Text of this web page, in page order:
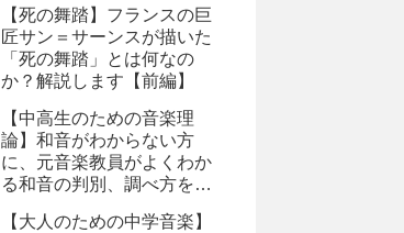
【死の舞踏】フランスの巨
匠サン＝サーンスが描いた
「死の舞踏」とは何なの
か？解説します【前編】
【中高生のための音楽理
論】和音がわからない方
に、元音楽教員がよくわか
る和音の判別、調べ方を教
【大人のための中学音楽】